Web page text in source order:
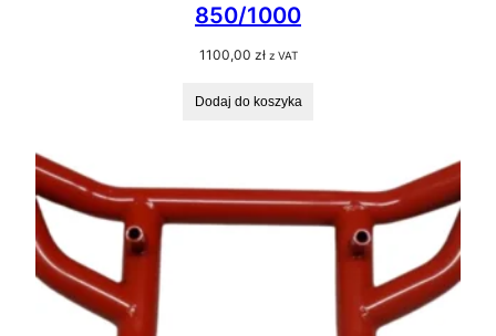
850/1000
1100,00 zł z VAT
Dodaj do koszyka